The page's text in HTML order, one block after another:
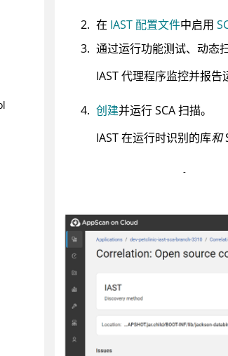
在 IAST 配置文件中启用
通过运行功能测试、动态
IAST 代理程序监控并报告
创建并运行 SCA 扫描。
IAST 在运行时识别的库和